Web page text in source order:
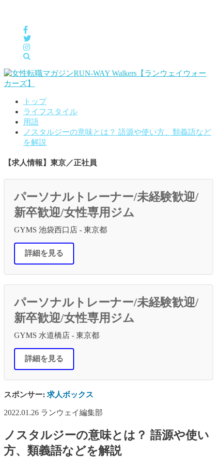
トップ
ライフスタイル
用語
ノスタルジーの意味とは？ 語源や使い方、類義語など
を解説
【求人情報】東京／正社員
パーソナルトレーナー/未経験歓迎/
新卒歓迎/女性専用ジム
GYMS 池袋西口店 - 東京都
詳細を見る
パーソナルトレーナー/未経験歓迎/
新卒歓迎/女性専用ジム
GYMS 水道橋店 - 東京都
詳細を見る
スポンサー: 求人ボックス
2022.01.26 ランウェイ編集部
ノスタルジーの意味とは？ 語源や使い
方、類義語などを解説